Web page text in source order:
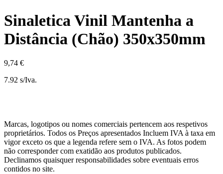
Sinaletica Vinil Mantenha a
Distância (Chão) 350x350mm
9,74 €
7.92 s/Iva.
Marcas, logotipos ou nomes comerciais pertencem aos respetivos
proprietários. Todos os Preços apresentados Incluem IVA à taxa em
vigor exceto os que a legenda refere sem o IVA. As fotos podem
não corresponder com exatidão aos produtos publicados.
Declinamos quaisquer responsabilidades sobre eventuais erros
contidos no site.